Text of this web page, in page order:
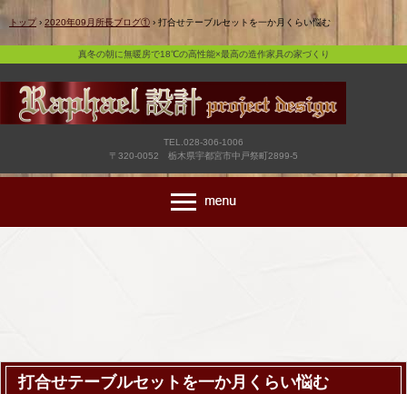
真冬の朝に無暖房で18℃の高性能×最高の造作家具の家づくり
トップ › 2020年09月所長ブログ① › 打合せテーブルセットを一か月くらい悩む
真冬の朝に無暖房で18℃の高性能×最高の造作家具の家づくり
TEL.028-306-1006
〒320-0052 栃木県宇都宮市中戸祭町2899-5
打合せテーブルセットを一か月くらい悩む